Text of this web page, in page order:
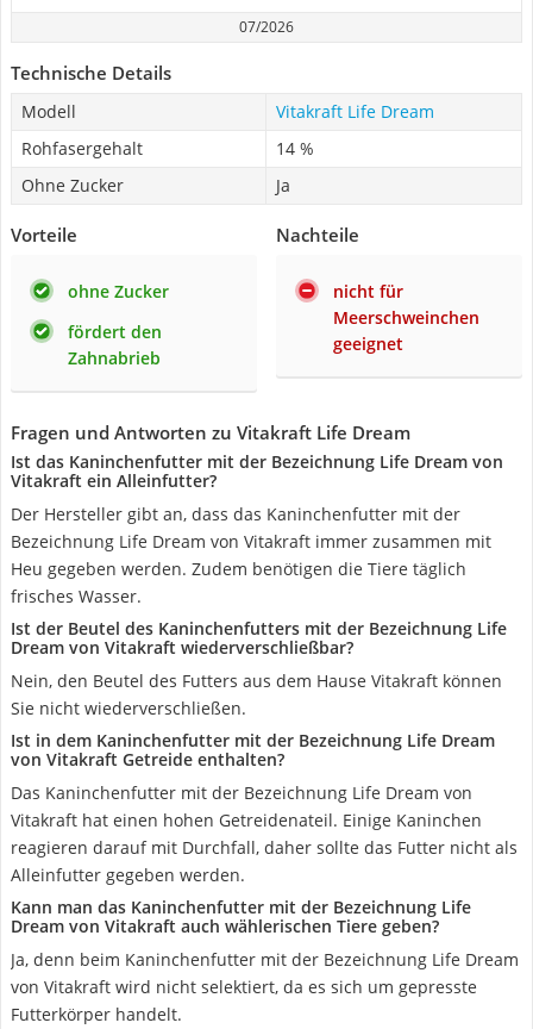
07/2026
Technische Details
Modell
Vitakraft Life Dream
Rohfasergehalt
14 %
Ohne Zucker
Ja
Vorteile
ohne Zucker
fördert den
Zahnabrieb
Nachteile
nicht für
Meerschweinchen
geeignet
Fragen und Antworten zu Vitakraft Life Dream
Ist das Kaninchenfutter mit der Bezeichnung Life Dream von
Vitakraft ein Alleinfutter?
Der Hersteller gibt an, dass das Kaninchenfutter mit der
Bezeichnung Life Dream von Vitakraft immer zusammen mit
Heu gegeben werden. Zudem benötigen die Tiere täglich
frisches Wasser.
Ist der Beutel des Kaninchenfutters mit der Bezeichnung Life
Dream von Vitakraft wiederverschließbar?
Nein, den Beutel des Futters aus dem Hause Vitakraft können
Sie nicht wiederverschließen.
Ist in dem Kaninchenfutter mit der Bezeichnung Life Dream
von Vitakraft Getreide enthalten?
Das Kaninchenfutter mit der Bezeichnung Life Dream von
Vitakraft hat einen hohen Getreidenateil. Einige Kaninchen
reagieren darauf mit Durchfall, daher sollte das Futter nicht als
Alleinfutter gegeben werden.
Kann man das Kaninchenfutter mit der Bezeichnung Life
Dream von Vitakraft auch wählerischen Tiere geben?
Ja, denn beim Kaninchenfutter mit der Bezeichnung Life Dream
von Vitakraft wird nicht selektiert, da es sich um gepresste
Futterkörper handelt.